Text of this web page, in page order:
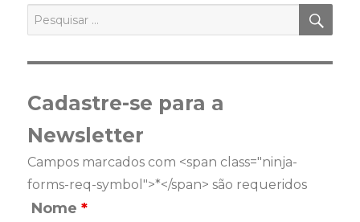
por:
Cadastre-se para a
Newsletter
Campos marcados com <span class="ninja-
forms-req-symbol">*</span> são requeridos
Nome*